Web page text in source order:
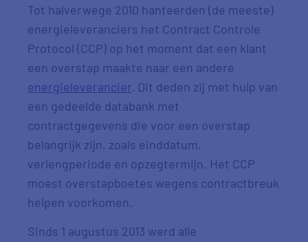
Tot halverwege 2010 hanteerden (de meeste)
energieleveranciers het Contract Controle
Protocol (CCP) op het moment dat een klant
een overstap maakte naar een andere
energieleverancier. Dit deden zij met hulp van
een gedeelde databank met
contractgegevens die voor een overstap
belangrijk zijn, zoals einddatum,
verlengperiode en opzegtermijn. Het CCP
moest overstapboetes wegens contractbreuk
helpen voorkomen.
Sinds 1 augustus 2013 werd alle